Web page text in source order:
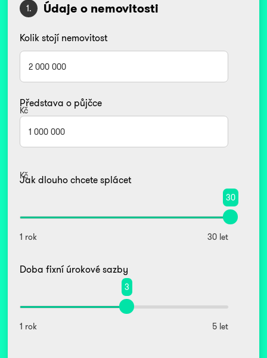
1. Údaje o nemovitosti
Kolik stojí nemovitost
Kč
Představa o půjčce
Kč
Jak dlouho chcete splácet
30
1 rok 30 let
Doba fixní úrokové sazby
3
1 rok 5 let